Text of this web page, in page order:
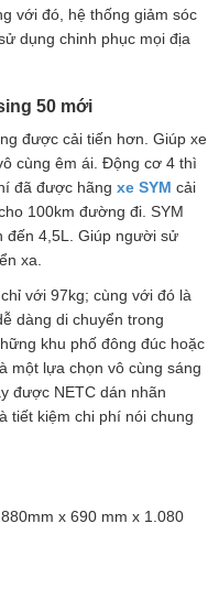
với đó, hệ thống giảm sóc
dụng chinh phục mọi địa
50 mới
được cải tiến hơn. Giúp xe
cùng êm ái. Động cơ 4 thì
đã được hãng xe SYM cải
100km đường đi. SYM
đến 4,5L. Giúp người sử
xa.
với 97kg; cùng với đó là
dàng di chuyển trong
khu phố đông đúc hoặc
một lựa chọn vô cùng sáng
được NETC dán nhãn
tiết kiệm chi phí nói chung
x 690 mm x 1.080